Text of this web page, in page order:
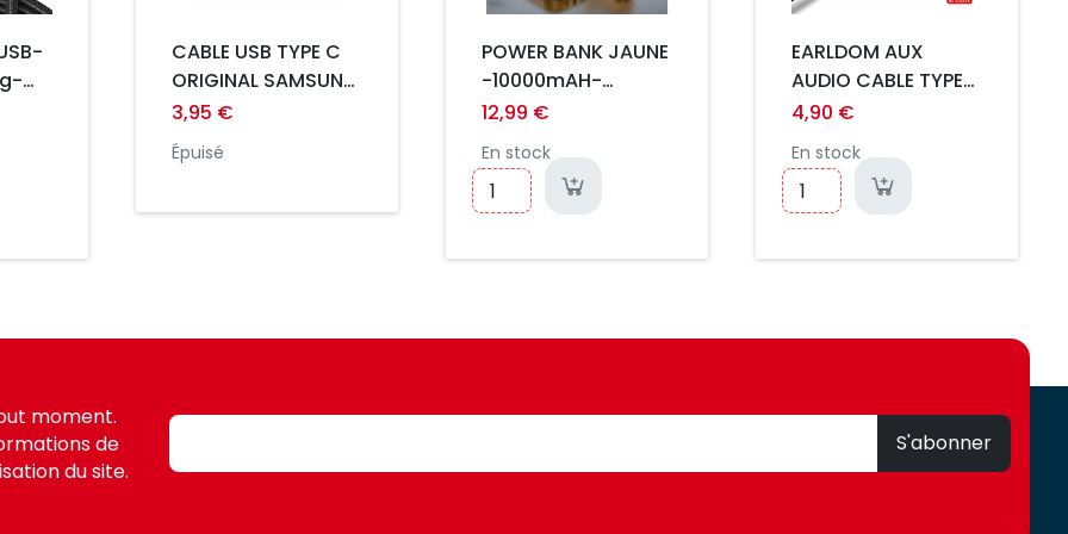
CABLE USB TYPE C
ORIGINAL SAMSUNG
NOIR 1M EP-
DG970BBE
3,95 €
Épuisé
POWER BANK JAUNE
-10000mAH-
CABLES INTEGRES
12,99 €
En stock
EARLDOM AUX
AUDIO CABLE TYPE-
C VERS JACK ET-
4,90 €
En stock
moment.
de
du site.
S'abonner